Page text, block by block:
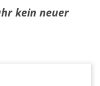
kein neuer